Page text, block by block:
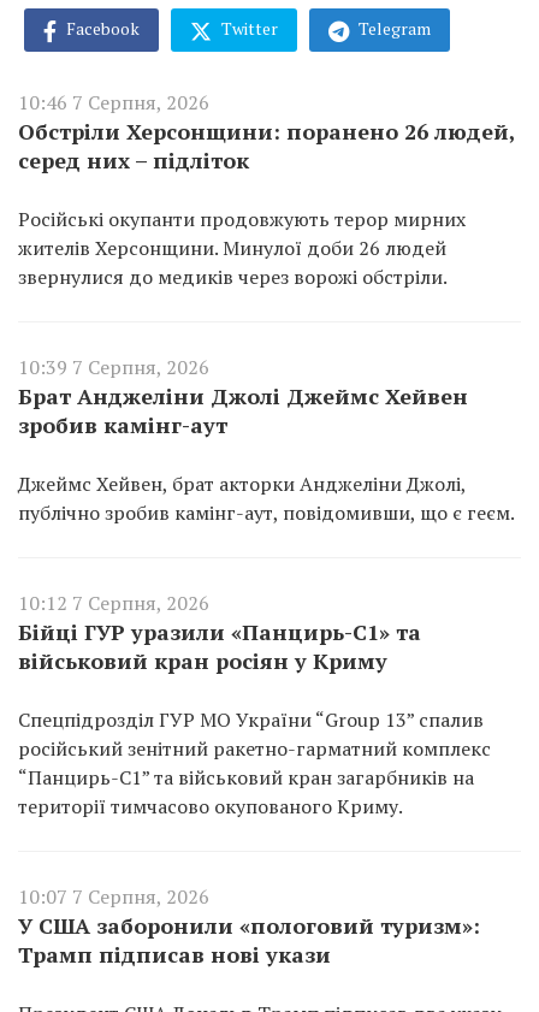
Facebook Twitter Telegram
10:46 7 Серпня, 2026
Обстріли Херсонщини: поранено 26 людей,
серед них – підліток
Російські окупанти продовжують терор мирних
жителів Херсонщини. Минулої доби 26 людей
звернулися до медиків через ворожі обстріли.
10:39 7 Серпня, 2026
Брат Анджеліни Джолі Джеймс Хейвен
зробив камінг-аут
Джеймс Хейвен, брат акторки Анджеліни Джолі,
публічно зробив камінг-аут, повідомивши, що є геєм.
10:12 7 Серпня, 2026
Бійці ГУР уразили «Панцирь-С1» та
військовий кран росіян у Криму
Спецпідрозділ ГУР МО України “Group 13” спалив
російський зенітний ракетно-гарматний комплекс
“Панцирь-С1” та військовий кран загарбників на
території тимчасово окупованого Криму.
10:07 7 Серпня, 2026
У США заборонили «пологовий туризм»:
Трамп підписав нові укази